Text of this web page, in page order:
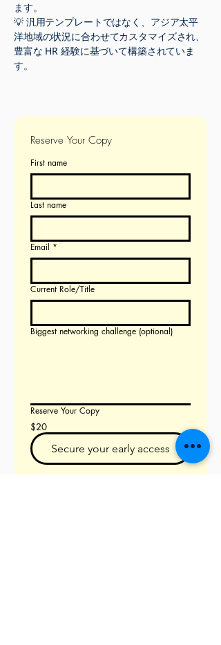
ます。
💡 汎用テンプレートではなく、アジア太平
洋地域の状況に合わせてカスタマイズされ、
豊富な HR 経験に基づいて構築されていま
す。
Reserve Your Copy
First name
Last name
Email *
Current Role/Title
Biggest networking challenge (optional)
Reserve Your Copy
$20
Secure your early access